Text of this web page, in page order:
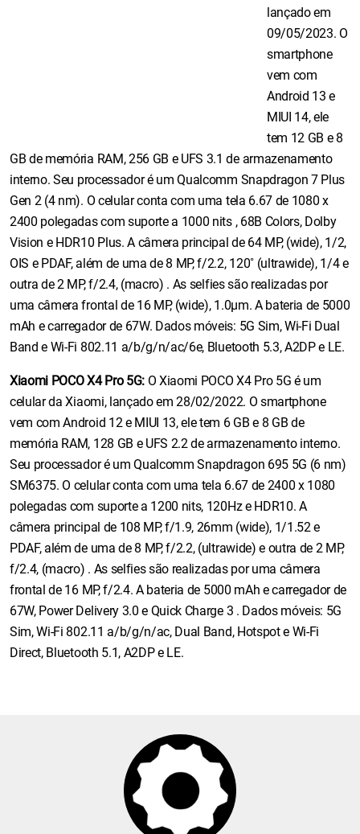
lançado em
09/05/2023. O
smartphone
vem com
Android 13 e
MIUI 14, ele
tem 12 GB e 8
GB de memória RAM, 256 GB e UFS 3.1 de armazenamento
interno. Seu processador é um Qualcomm Snapdragon 7 Plus
Gen 2 (4 nm). O celular conta com uma tela 6.67 de 1080 x
2400 polegadas com suporte a 1000 nits , 68B Colors, Dolby
Vision e HDR10 Plus. A câmera principal de 64 MP, (wide), 1/2,
OIS e PDAF, além de uma de 8 MP, f/2.2, 120˚ (ultrawide), 1/4 e
outra de 2 MP, f/2.4, (macro) . As selfies são realizadas por
uma câmera frontal de 16 MP, (wide), 1.0µm. A bateria de 5000
mAh e carregador de 67W. Dados móveis: 5G Sim, Wi-Fi Dual
Band e Wi-Fi 802.11 a/b/g/n/ac/6e, Bluetooth 5.3, A2DP e LE.
Xiaomi POCO X4 Pro 5G:O Xiaomi POCO X4 Pro 5G é um
celular da Xiaomi, lançado em 28/02/2022. O smartphone
vem com Android 12 e MIUI 13, ele tem 6 GB e 8 GB de
memória RAM, 128 GB e UFS 2.2 de armazenamento interno.
Seu processador é um Qualcomm Snapdragon 695 5G (6 nm)
SM6375. O celular conta com uma tela 6.67 de 2400 x 1080
polegadas com suporte a 1200 nits, 120Hz e HDR10. A
câmera principal de 108 MP, f/1.9, 26mm (wide), 1/1.52 e
PDAF, além de uma de 8 MP, f/2.2, (ultrawide) e outra de 2 MP,
f/2.4, (macro) . As selfies são realizadas por uma câmera
frontal de 16 MP, f/2.4. A bateria de 5000 mAh e carregador de
67W, Power Delivery 3.0 e Quick Charge 3 . Dados móveis: 5G
Sim, Wi-Fi 802.11 a/b/g/n/ac, Dual Band, Hotspot e Wi-Fi
Direct, Bluetooth 5.1, A2DP e LE.